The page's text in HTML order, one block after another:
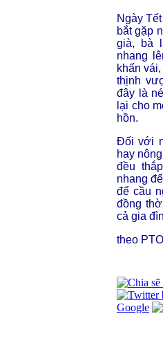
Ngày
bắt gặp
già, bà
nhang
khấn
thịnh
đây là
lại cho
hồn.
Đối với
hay
đều
nhang
để cầu
đồng
cả gia
theo PTO
Google